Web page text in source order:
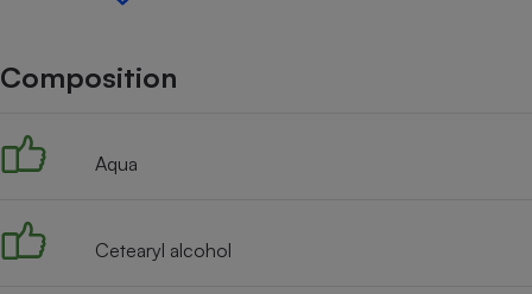
Composition
Aqua
Cetearyl alcohol
Petit électroménager